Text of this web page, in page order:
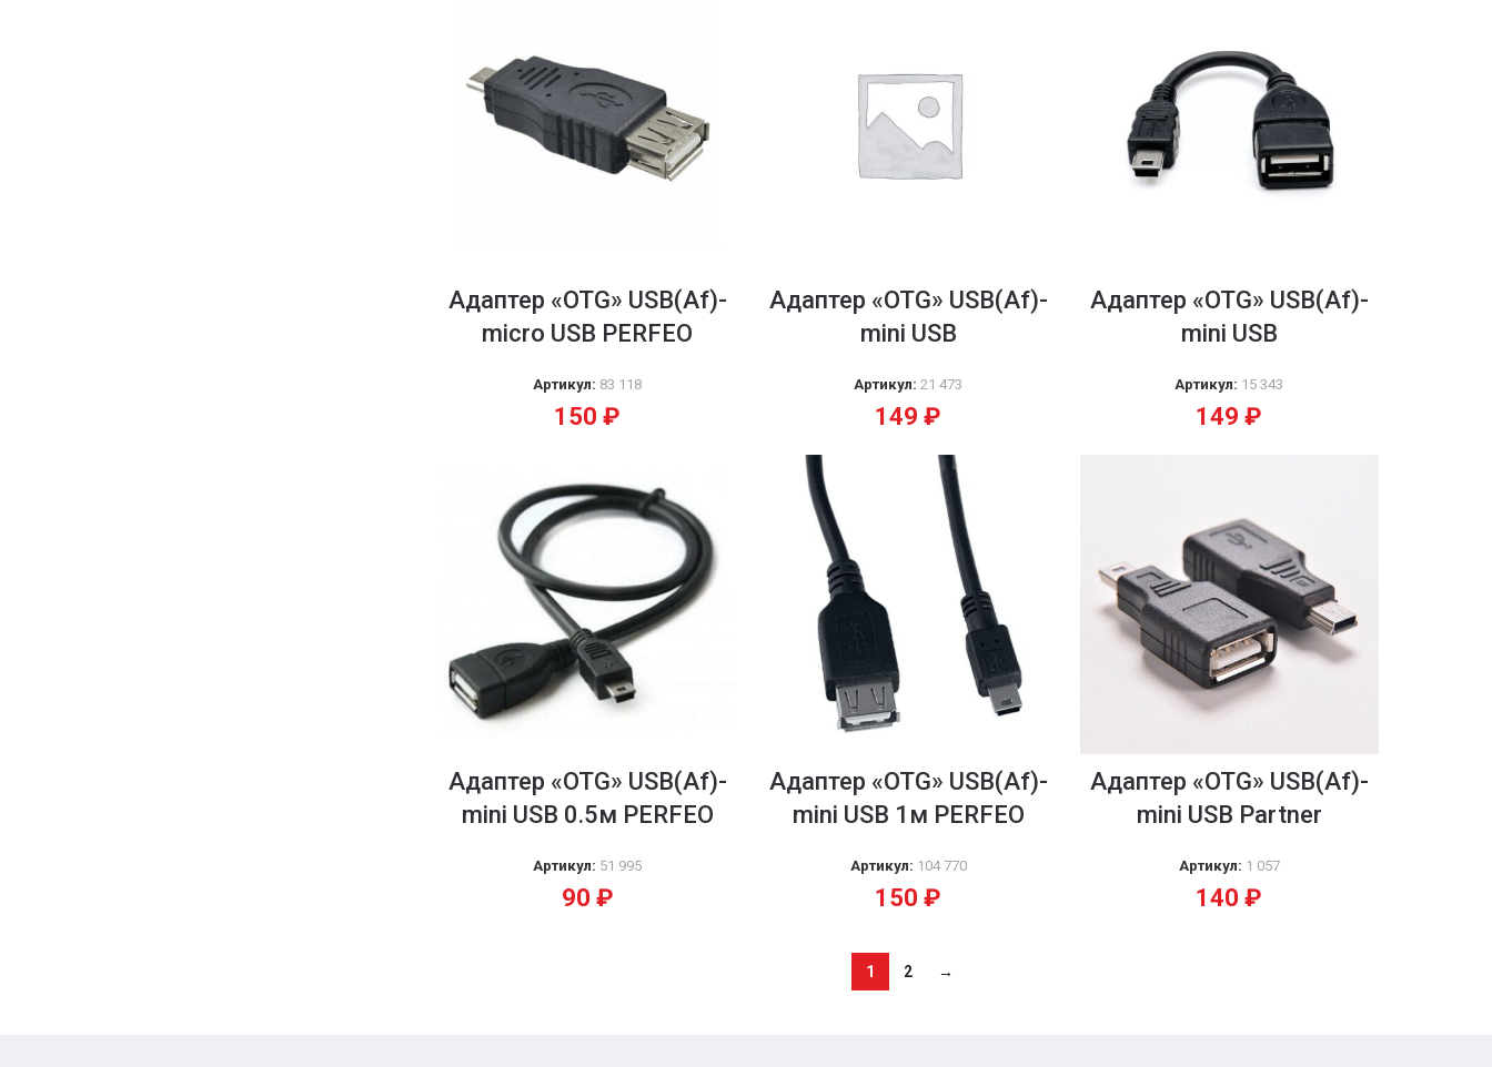
Адаптер «OTG» USB(Af)-
micro USB PERFEO
Артикул: 83 118
150₽
Адаптер «OTG» USB(Af)-
mini USB
Артикул:21 473
149₽
Адаптер «OTG» USB(Af)-
mini USB
Артикул: 15 343
149₽
Адаптер «OTG» USB(Af)-
mini USB 0.5м PERFEO
Артикул: 51 995
90 ₽
Адаптер «OTG» USB(Af)-
mini USB 1м PERFEO
Артикул: 104 770
150₽
Адаптер «OTG» USB(Af)-
mini USB Partner
Артикул: 1 057
140₽
1 2 →